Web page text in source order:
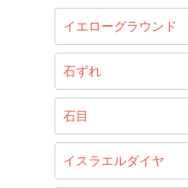
イエローグラウンド
石ずれ
石目
イスラエルダイヤ